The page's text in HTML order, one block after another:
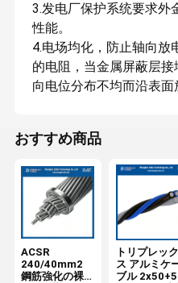
3.发电厂保护系统要求外
性能。
4.电场均化，防止轴向放
的电阻，当金属屏蔽层
向电位分布不均而沿表面
おすすめ商品
ACSR
240/40mm2
鋼筋強化の裸
トリプレック
ス アルミケ
ブル